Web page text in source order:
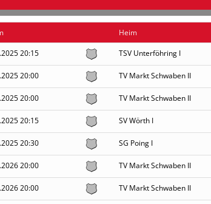
Heim
20:15
TSV Unterföhring I
20:00 TV Markt Schwaben II
20:00 TV Markt Schwaben II
20:15 SV Wörth I
20:30 SG Poing I
20:00 TV Markt Schwaben II
20:00 TV Markt Schwaben II